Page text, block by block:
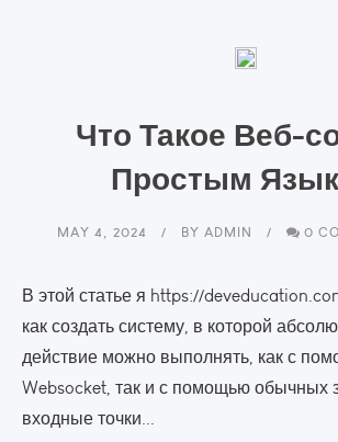
Что Такое Веб-
Простым
MAY 4, 2024 BY ADMIN 0
В этой статье я https://
как создать систему, в которой
действие можно выполнять, как с
Websocket, так и с помощью обычных
входные точки...